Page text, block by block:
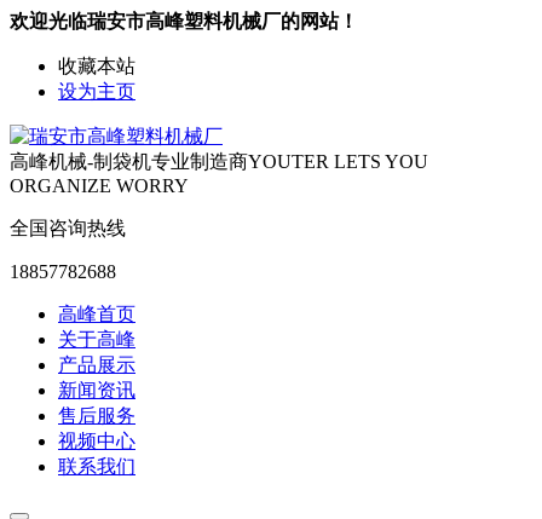
欢迎光临瑞安市高峰塑料机械厂的网站！
收藏本站
设为主页
高峰机械-制袋机专业制造商YOUTER LETS YOU
ORGANIZE WORRY
全国咨询热线
18857782688
高峰首页
关于高峰
产品展示
新闻资讯
售后服务
视频中心
联系我们